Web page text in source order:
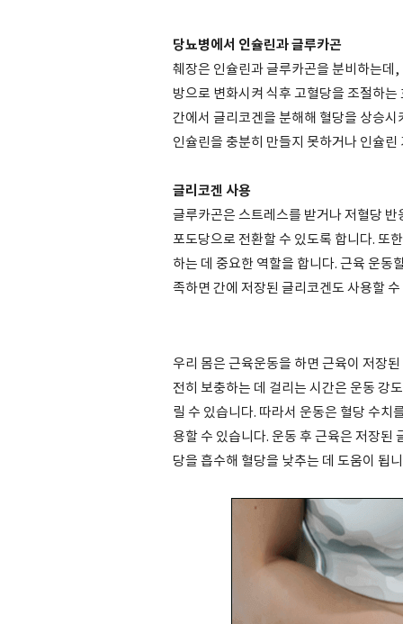
당뇨병에서 인슐린과 글루카곤
췌장은 인슐린과 글루카곤을 분비하는데
방으로 변화시켜 식후 고혈당을 조절하
간에서 글리코겐을 분해해 혈당을 상승
인슐린을 충분히 만들지 못하거나 인슐
글리코겐 사용
글루카곤은 스트레스를 받거나 저혈당
포도당으로 전환할 수 있도록 합니다. 또
하는 데 중요한 역할을 합니다. 근육 운동
족하면 간에 저장된 글리코겐도 사용할
우리 몸은 근육운동을 하면 근육이 저장
전히 보충하는 데 걸리는 시간은 운동 강
릴 수 있습니다. 따라서 운동은 혈당 수치
용할 수 있습니다. 운동 후 근육은 저장된
당을 흡수해 혈당을 낮추는 데 도움이 됩